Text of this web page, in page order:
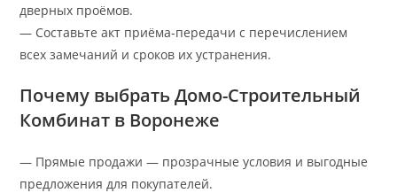
дверных проёмов.
— Составьте акт приёма-передачи с перечислением
всех замечаний и сроков их устранения.
Почему выбрать Домо-Строительный
Комбинат в Воронеже
— Прямые продажи — прозрачные условия и выгодные
предложения для покупателей.